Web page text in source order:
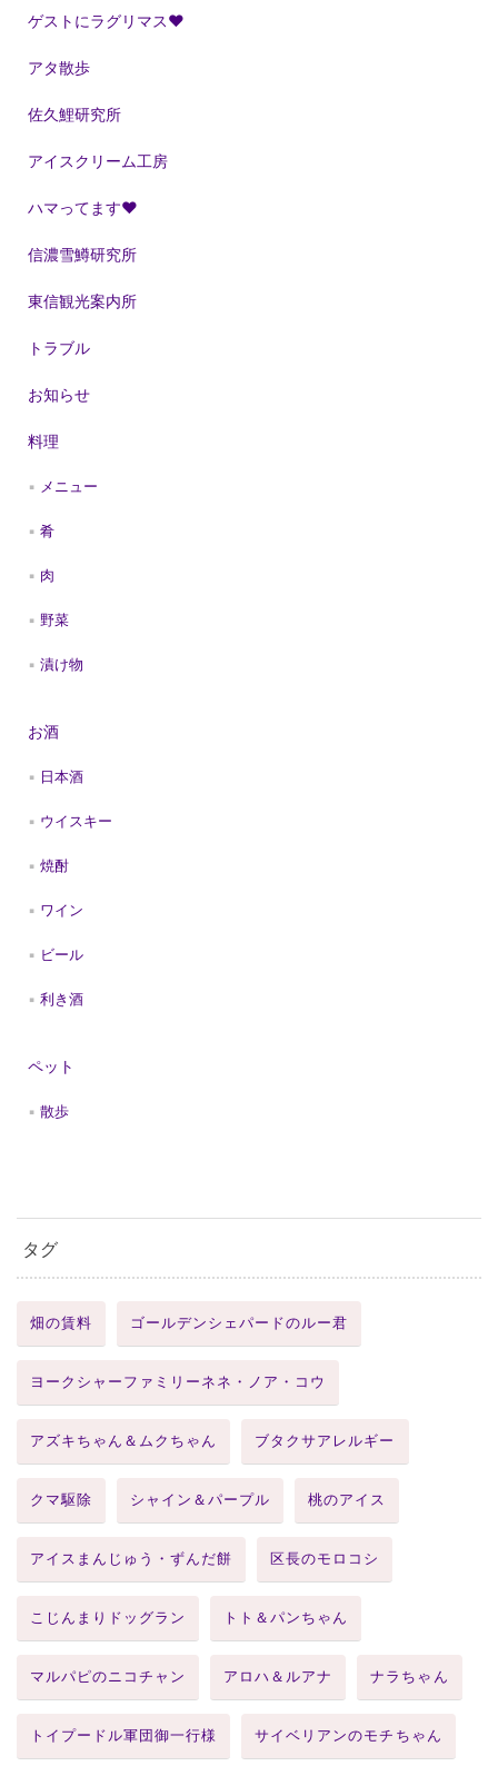
ゲストにラグリマス❤
アタ散歩
佐久鯉研究所
アイスクリーム工房
ハマってます❤
信濃雪鱒研究所
東信観光案内所
トラブル
お知らせ
料理
メニュー
肴
肉
野菜
漬け物
お酒
日本酒
ウイスキー
焼酎
ワイン
ビール
利き酒
ペット
散歩
タグ
畑の賃料 ゴールデンシェパードのルー君
ヨークシャーファミリーネネ・ノア・コウ
アズキちゃん＆ムクちゃん ブタクサアレルギー
クマ駆除 シャイン＆パープル 桃のアイス
アイスまんじゅう・ずんだ餅 区長のモロコシ
こじんまりドッグラン トト＆パンちゃん
マルパピのニコチャン アロハ＆ルアナ ナラちゃん
トイプードル軍団御一行様 サイベリアンのモチちゃん